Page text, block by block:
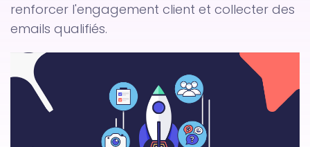
renforcer l'engagement client et collecter des
emails qualifiés.